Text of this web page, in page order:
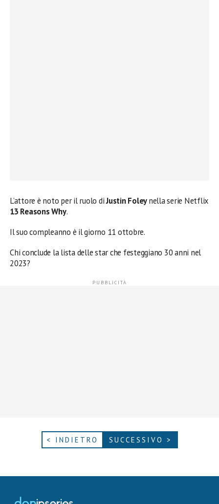
L’attore è noto per il ruolo diJustin Foleynella serie Netflix
13 Reasons Why.
Il suo compleanno è il giorno 11 ottobre.
Chi conclude la lista delle star che festeggiano 30 anni nel
2023?
< INDIETRO SUCCESSIVO >